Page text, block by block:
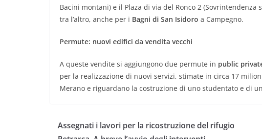
Bacini montani) e il Plaza di via del Ronco 2
tra l’altro, anche per i Bagni di San Isidoro a Campegno.
Permute: nuovi edifici da vendita vecchi
A queste vendite si aggiungono due permute in public
per la realizzazione di nuovi servizi, stimate in circa 17
Merano e riguardano la costruzione di uno studentato e di
Assegnati i lavori per la ricostruzione del rifugio